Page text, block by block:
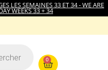
LES SEMAINES 33 ET 34 - WE ARE
WEEKS 33 + 34
0